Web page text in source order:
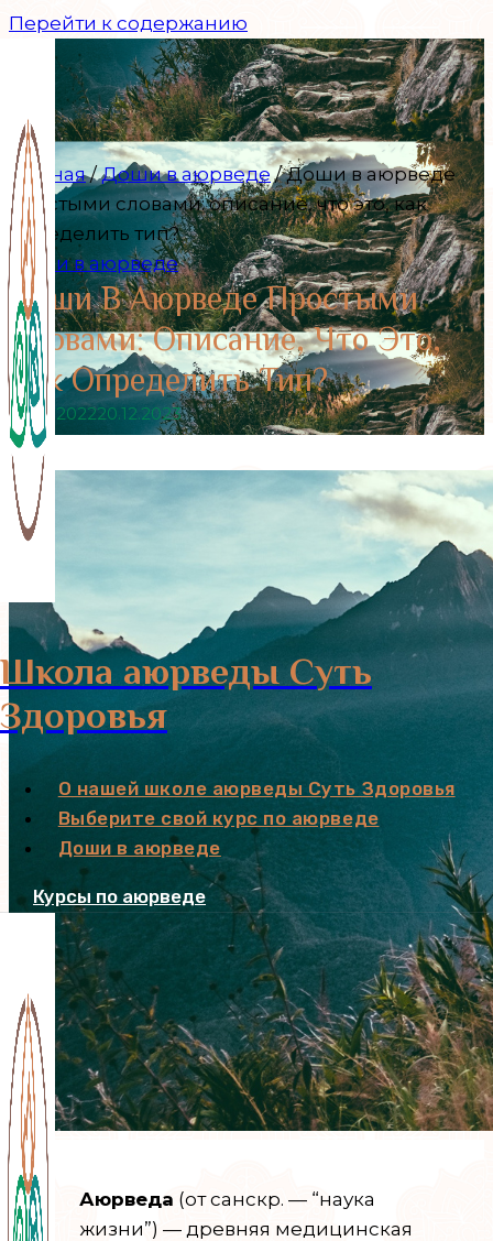
Перейти к содержанию
Школа аюрведы Суть
Здоровья
О нашей школе аюрведы Суть Здоровья
Выберите свой курс по аюрведе
Доши в аюрведе
Курсы по аюрведе
Главная / Доши в аюрведе / Доши в аюрведе
простыми словами: описание, что это, как
определить тип?
Доши в аюрведе
Доши В Аюрведе Простыми
Словами: Описание, Что Это,
Как Определить Тип?
03.07.202220.12.2023
Аюрведа (от санскр. — “наука
жизни”) — древняя медицинская